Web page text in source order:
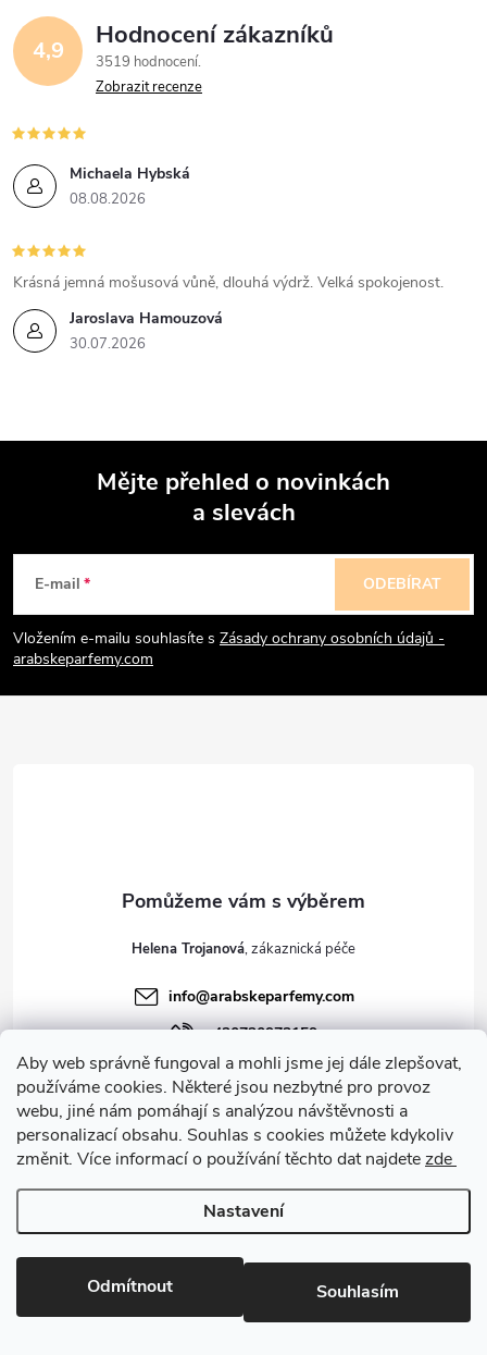
Aby web správně fungoval a mohli jsme jej dále zlepšovat,
používáme cookies. Některé jsou nezbytné pro provoz
webu, jiné nám pomáhají s analýzou návštěvnosti a
personalizací obsahu. Souhlas s cookies můžete kdykoliv
změnit. Více informací o používání těchto dat najdetezde
Nastavení
Odmítnout Souhlasím
í
p
v
k
y
v
ý
v
á
n
4,9 Hodnocení zákazníků
3519 hodnocení
Zobrazit recenze
Michaela Hybská
08.08.2026
Jaroslava Hamouzová
30.07.2026
Krásná jemná mošusová vůně, dlouhá výdrž. Velká spokojenost.
p
a
Mějte přehled o novinkách
a slevách
E-mail
Vložením e-mailu souhlasíte s Zásady ochrany osobních údajů -
arabskeparfemy.com
ODEBÍRAT
Helena Trojanová
info@arabskeparfemy.com
+420720973159
Arabské Parfémy Kashkha
arabskeparfemy_kashkha